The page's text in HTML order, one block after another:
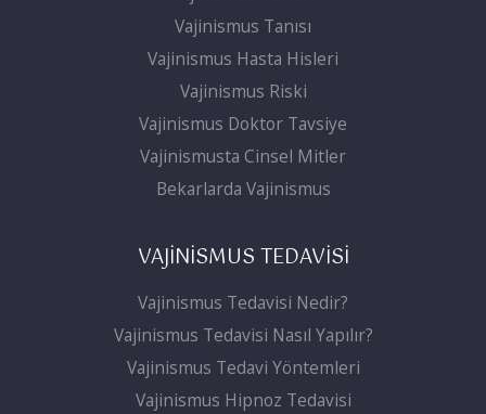
Vajinismus Tanısı
Vajinismus Hasta Hisleri
Vajinismus Riski
Vajinismus Doktor Tavsiye
Vajinismusta Cinsel Mitler
Bekarlarda Vajinismus
VAJİNİSMUS TEDAVİSİ
Vajinismus Tedavisi Nedir?
Vajinismus Tedavisi Nasıl Yapılır?
Vajinismus Tedavi Yöntemleri
Vajinismus Hipnoz Tedavisi